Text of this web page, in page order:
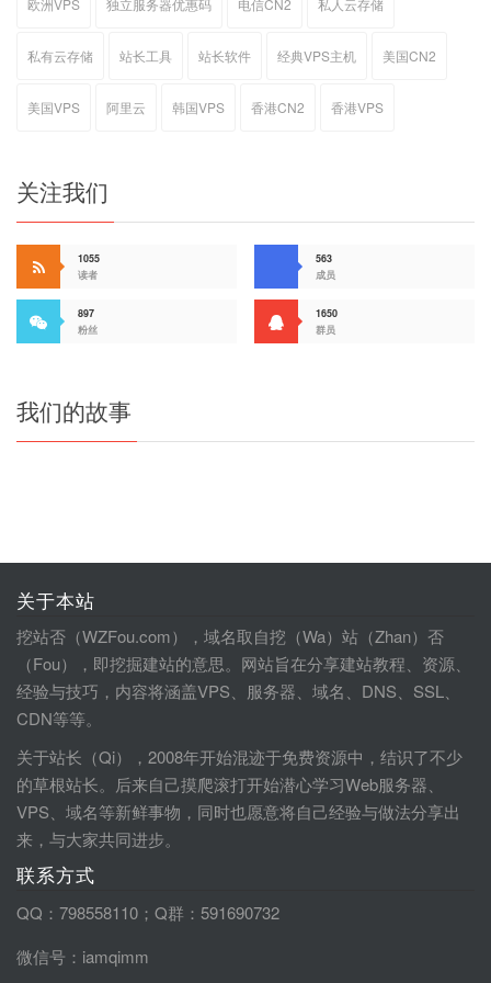
欧洲VPS 独立服务器优惠码 电信CN2 私人云存储
私有云存储 站长工具 站长软件 经典VPS主机 美国CN2
美国VPS 阿里云 韩国VPS 香港CN2 香港VPS
关注我们
1055
读者
563
成员
897
粉丝
1650
群员
我们的故事
关于本站
挖站否（WZFou.com），域名取自挖（Wa）站（Zhan）否
（Fou），即挖掘建站的意思。网站旨在分享建站教程、资源、
经验与技巧，内容将涵盖VPS、服务器、域名、DNS、SSL、
CDN等等。
关于站长（Qi），2008年开始混迹于免费资源中，结识了不少
的草根站长。后来自己摸爬滚打开始潜心学习Web服务器、
VPS、域名等新鲜事物，同时也愿意将自己经验与做法分享出
来，与大家共同进步。
联系方式
QQ：798558110；Q群：591690732
微信号：iamqimm